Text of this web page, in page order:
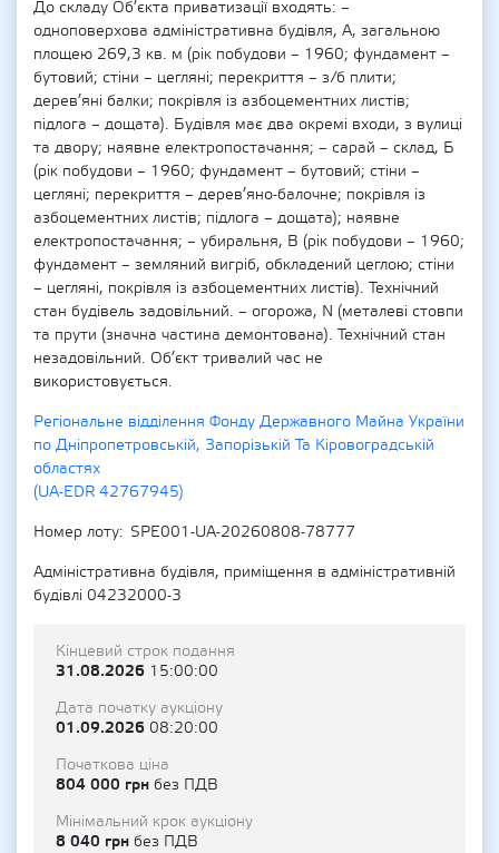
До складу Об’єкта приватизації входять: –
одноповерхова адміністративна будівля, А, загальною
площею 269,3 кв. м (рік побудови – 1960; фундамент –
бутовий; стіни – цегляні; перекриття – з/б плити;
дерев’яні балки; покрівля із азбоцементних листів;
підлога – дощата). Будівля має два окремі входи, з вулиці
та двору; наявне електропостачання; – сарай – склад, Б
(рік побудови – 1960; фундамент – бутовий; стіни –
цегляні; перекриття – дерев’яно-балочне; покрівля із
азбоцементних листів; підлога – дощата); наявне
електропостачання; – убиральня, В (рік побудови – 1960;
фундамент – земляний вигріб, обкладений цеглою; стіни
– цегляні, покрівля із азбоцементних листів). Технічний
стан будівель задовільний. – огорожа, N (металеві стовпи
та прути (значна частина демонтована). Технічний стан
незадовільний. Об’єкт тривалий час не
використовується.
Регіональне відділення Фонду Державного Майна України
по Дніпропетровській, Запорізькій Та Кіровоградській
областях
(UA-EDR 42767945)
Номер лоту
SPE001-UA-20260808-78777
Адміністративна будівля, приміщення в адміністративній
будівлі 04232000-3
Кінцевий строк подання
31.08.2026 15:00:00
Дата початку аукціону
01.09.2026 08:20:00
Початкова ціна
804 000 грн без ПДВ
Мінімальний крок аукціону
8 040 грн без ПДВ